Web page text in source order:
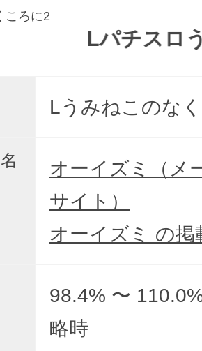
ころに2
Lパチスロうみ
Lうみねこのな
オーイズミ（メ
サイト）
オーイズミ の掲
98.4% 〜
略時